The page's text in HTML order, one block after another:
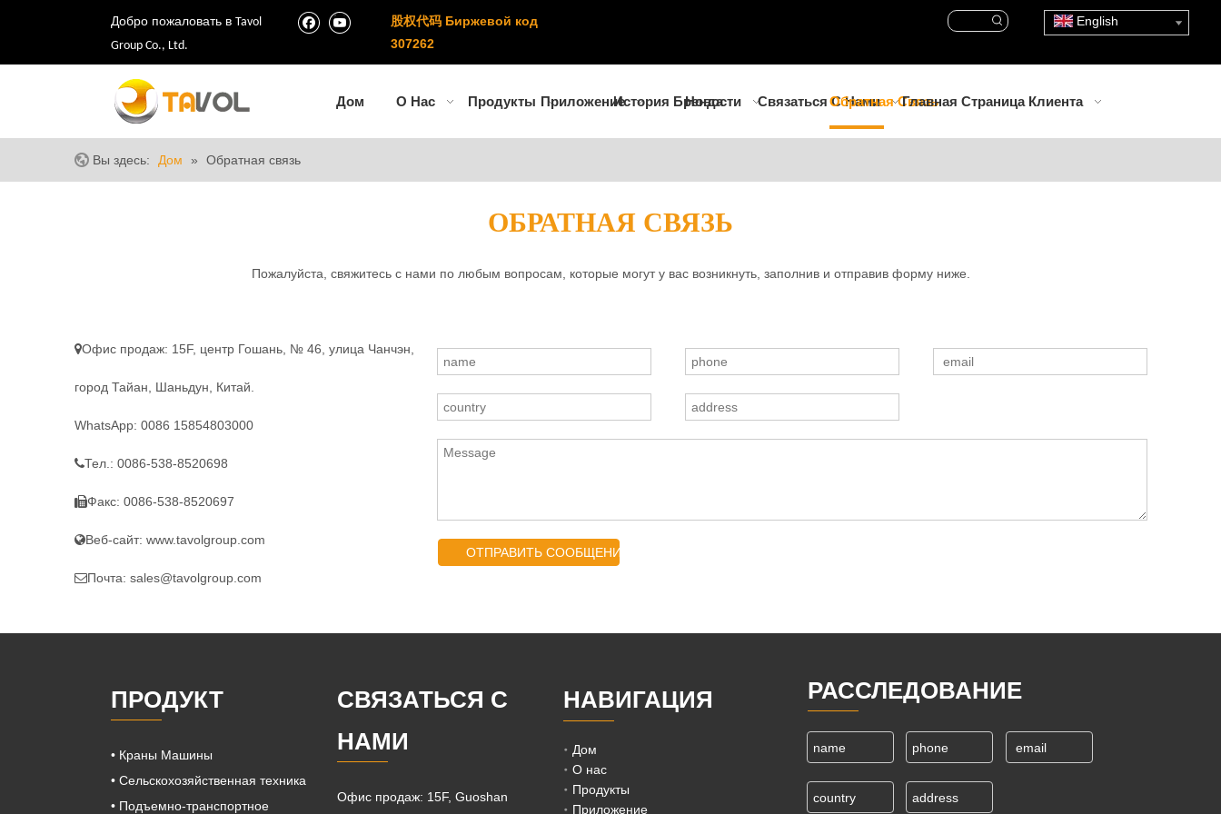
Добро пожаловать в Tavol
Group Co., Ltd.
股权代码 Биржевой код
307262
English
Дом О Нас Продукты ПриложениеИстория Бренда
Новости Связаться С НамиОбратная СвязьГлавная Страница Клиента
Вы здесь: Дом » Обратная связь
ОБРАТНАЯ СВЯЗЬ
Пожалуйста, свяжитесь с нами по любым вопросам, которые могут у вас возникнуть, заполнив и отправив форму ниже.
Офис продаж: 15F, центр Гошань, № 46, улица Чанчэн,
город Тайан, Шаньдун, Китай.
WhatsApp: 0086 15854803000
Тел.: 0086-538-8520698
Факс: 0086-538-8520697
Веб-сайт: www.tavolgroup.com
Почта: sales@tavolgroup.com
ОТПРАВИТЬ СООБЩЕНИЕ
ПРОДУКТ
• Краны Машины
• Сельскохозяйственная техника
• Подъемно-транспортное
СВЯЗАТЬСЯ С
НАМИ
Офис продаж: 15F, Guoshan
НАВИГАЦИЯ
Дом
О нас
Продукты
Приложение
РАССЛЕДОВАНИЕ